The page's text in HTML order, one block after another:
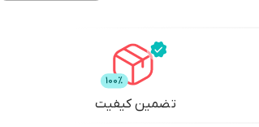
تضمین کیفیت